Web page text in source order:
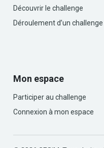
Découvrir le challenge
Déroulement d’un challenge
Mon espace
Participer au challenge
Connexion à mon espace